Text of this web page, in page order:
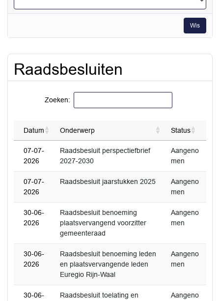
Wis
Raadsbesluiten
Zoeken:
Datum Onderwerp Status
07-07-
2026
Raadsbesluit perspectiefbrief
2027-2030
Aangeno
men
07-07-
2026
Raadsbesluit jaarstukken 2025
Aangeno
men
30-06-
2026
Raadsbesluit benoeming
plaatsvervangend voorzitter
gemeenteraad
Aangeno
men
30-06-
2026
Raadsbesluit benoeming leden
en plaatsvervangende leden
Euregio Rijn-Waal
Aangeno
men
30-06-
Raadsbesluit toelating en
Aangeno